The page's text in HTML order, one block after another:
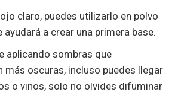
claro, puedes utilizarlo en polvo
a crear una primera base.
aplicando sombras que
más oscuras, incluso puedes llegar
o vinos, solo no olvides difuminar